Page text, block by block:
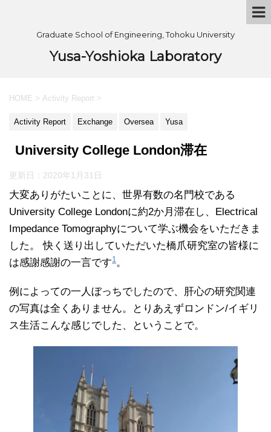
Graduate School of Engineering, Tohoku University
Yusa-Yoshioka Laboratory
HOME > Activity Report >
Activity Report Exchange Oversea Yusa
University College London滞在
更新日： 2020年1月31日
大変ありがたいことに、世界有数の名門校である
University College Londonに約2か月滞在し、Electrical
Impedance Tomographyについて学ぶ機会をいただきま
した。 快く送り出していただいた橋爪研究室の皆様に
は感謝感謝の一言です1 。
例によっての一人ぼっちでしたので、肝心の研究関連
の写真は全くありません。とりあえずロンドン/イギリ
ス生活こんな感じでした、ということで。